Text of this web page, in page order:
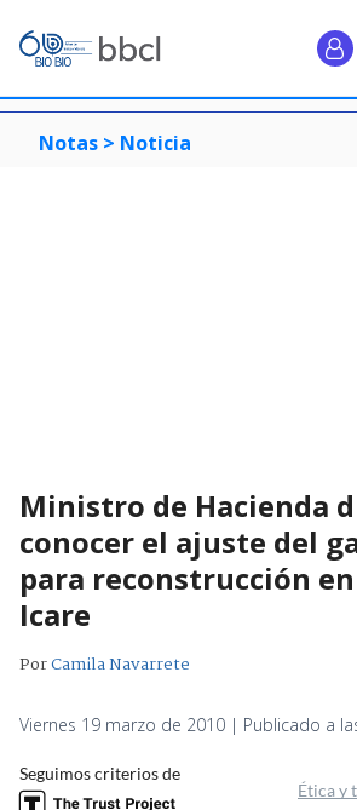
Notas > Noticia
Ministro de Hacienda
conocer el ajuste del
para reconstrucción
Icare
PorCamila Navarrete
Viernes 19 marzo de 2010 | Publicado a
Seguimos criterios de
Ética y